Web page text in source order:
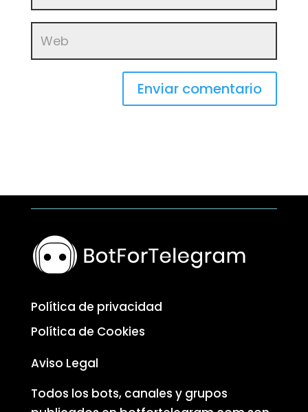
Enviar comentario
Política de privacidad
Política de Cookies
Aviso Legal
Todos los bots, canales y grupos